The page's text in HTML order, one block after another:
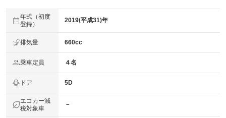
年式（初度
登録）
2019(平成31)年
排気量 660cc
乗車定員 ４名
ドア 5D
エコカー減
税対象車
－